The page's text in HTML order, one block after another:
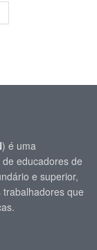
) é uma
educadores de
e superior,
que